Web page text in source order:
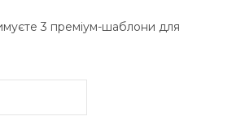
3 преміум-шаблони для